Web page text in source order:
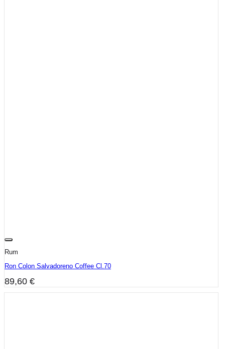
Rum
Ron Colon Salvadoreno Coffee Cl.70
89,60 €